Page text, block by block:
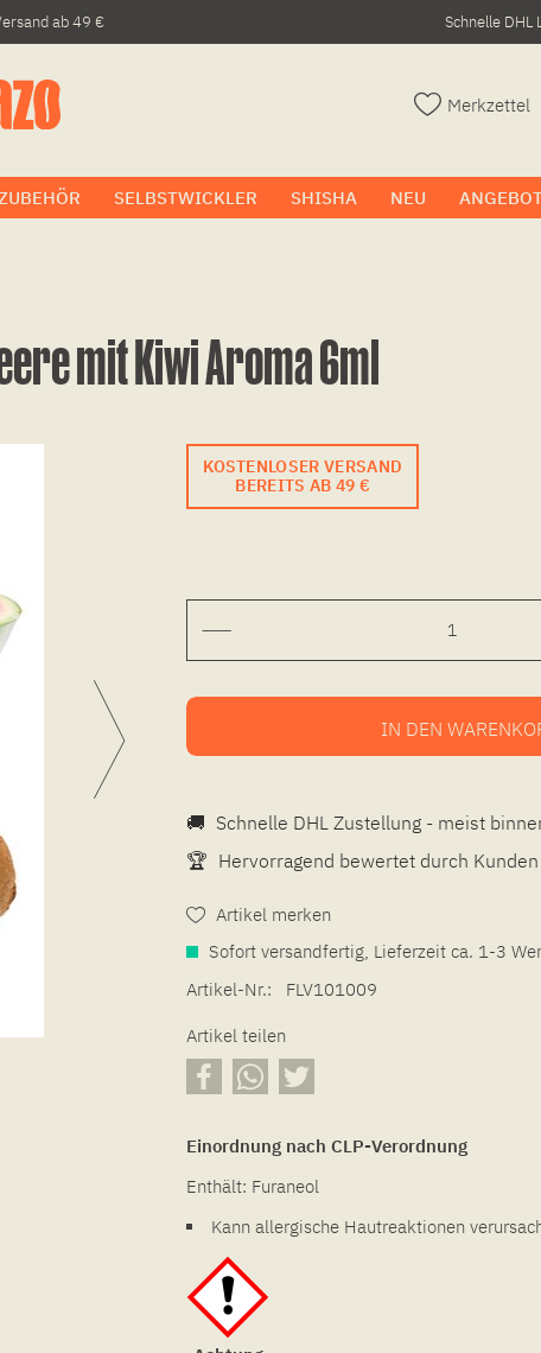
ab 49 € Schnelle DHL
Merkzettel
SELBSTWICKLER SHISHA NEU
mit Kiwi Aroma 6ml
KOSTENLOSER VERSAND
BEREITS AB 49 €
IN DEN
🚚 Schnelle DHL Zustellung - meist
🏆 Hervorragend bewertet durch
Artikel merken
Sofort versandfertig, Lieferzeit ca. 1-3
Artikel-Nr.:
FLV101009
Artikel teilen
Einordnung nach CLP-Verordnung
Enthält: Furaneol
Kann allergische Hautreaktionen